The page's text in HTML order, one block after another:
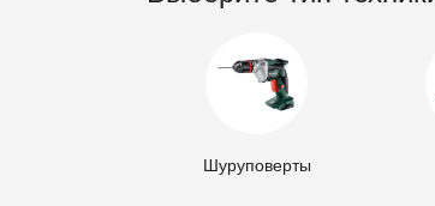
Шуруповерты